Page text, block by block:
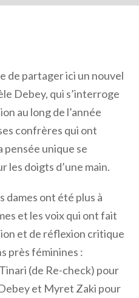
de partager ici un nouvel
Debey, qui s’interroge
au long de l’année
confrères qui ont
pensée unique se
doigts d’une main.
dames ont été plus à
et les voix qui ont fait
et de réflexion critique
près féminines :
(de Re-check) pour
et Myret Zaki pour